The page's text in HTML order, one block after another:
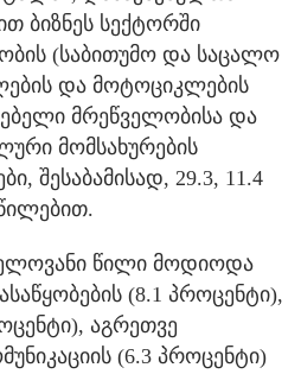
ბიზნეს სექტორში
(საბითუმო და საცალო
და მოტოციკლების
მრეწველობისა და
მომსახურების
შესაბამისად, 29.3, 11.4
წილი მოდიოდა
(8.1 პროცენტი),
აგრეთვე
(6.3 პროცენტი)